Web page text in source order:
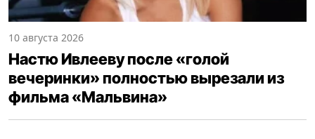
10 августа 2026
Настю Ивлееву после «голой
вечеринки» полностью вырезали из
фильма «Мальвина»